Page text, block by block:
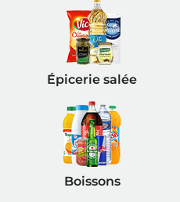
Épicerie salée
Boissons